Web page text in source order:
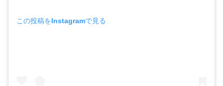
この投稿をInstagramで見る